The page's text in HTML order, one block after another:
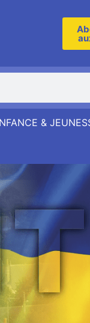
&